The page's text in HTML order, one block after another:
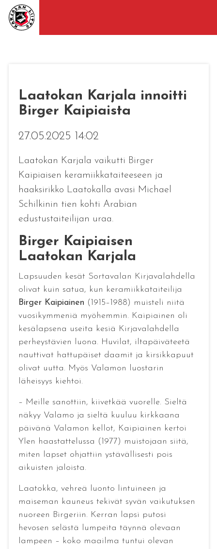
Laatokan Karjala innoitti
Birger Kaipiaista
27.05.2025 14:02
Laatokan Karjala vaikutti Birger
Kaipiaisen keramiikkataiteeseen ja
haaksirikko Laatokalla avasi Michael
Schilkinin tien kohti Arabian
edustustaiteilijan uraa.
Birger Kaipiaisen
Laatokan Karjala
Lapsuuden kesät Sortavalan Kirjavalahdella
olivat kuin satua, kun keramiikkataiteilija
Birger Kaipiainen (1915–1988) muisteli niitä
vuosikymmeniä myöhemmin. Kaipiainen oli
kesälapsena useita kesiä Kirjavalahdella
perheystävien luona. Huvilat, iltapäiväteetä
nauttivat hattupäiset daamit ja kirsikkapuut
olivat uutta. Myös Valamon luostarin
läheisyys kiehtoi.
– Meille sanottiin, kiivetkää vuorelle. Sieltä
näkyy Valamo ja sieltä kuuluu kirkkaana
päivänä Valamon kellot, Kaipiainen kertoi
Ylen haastattelussa (1977) muistojaan siitä,
miten lapset ohjattiin ystävällisesti pois
aikuisten jaloista.
Laatokka, vehreä luonto lintuineen ja
maiseman kauneus tekivät syvän vaikutuksen
nuoreen Birgeriin. Kerran lapsi putosi
hevosen selästä lumpeita täynnä olevaan
lampeen – koko maailma tuntui olevan